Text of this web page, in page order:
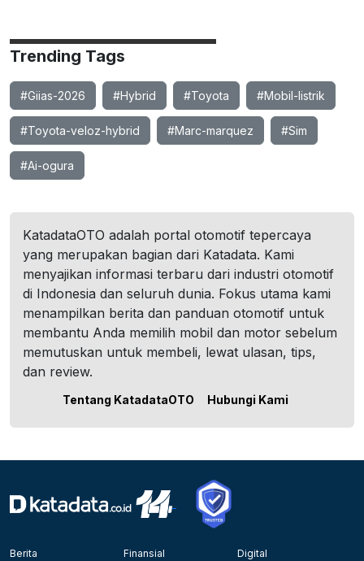
Trending Tags
#Giias-2026 #Hybrid #Toyota #Mobil-listrik
#Toyota-veloz-hybrid #Marc-marquez #Sim
#Ai-ogura
KatadataOTO adalah portal otomotif tepercaya
yang merupakan bagian dari Katadata. Kami
menyajikan informasi terbaru dari industri otomotif
di Indonesia dan seluruh dunia. Fokus utama kami
menampilkan berita dan panduan otomotif untuk
membantu Anda memilih mobil dan motor sebelum
memutuskan untuk membeli, lewat ulasan, tips,
dan review.
Tentang KatadataOTO Hubungi Kami
Berita
Finansial
Digital